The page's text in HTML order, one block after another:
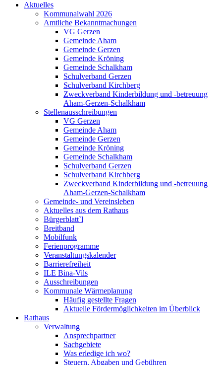
Aktuelles
Kommunalwahl 2026
Amtliche Bekanntmachungen
VG Gerzen
Gemeinde Aham
Gemeinde Gerzen
Gemeinde Kröning
Gemeinde Schalkham
Schulverband Gerzen
Schulverband Kirchberg
Zweckverband Kinderbildung und -betreuung
Aham-Gerzen-Schalkham
Stellenausschreibungen
VG Gerzen
Gemeinde Aham
Gemeinde Gerzen
Gemeinde Kröning
Gemeinde Schalkham
Schulverband Gerzen
Schulverband Kirchberg
Zweckverband Kinderbildung und -betreuung
Aham-Gerzen-Schalkham
Gemeinde- und Vereinsleben
Aktuelles aus dem Rathaus
Bürgerblatt`l
Breitband
Mobilfunk
Ferienprogramme
Veranstaltungskalender
Barrierefreiheit
ILE Bina-Vils
Ausschreibungen
Kommunale Wärmeplanung
Häufig gestellte Fragen
Aktuelle Fördermöglichkeiten im Überblick
Rathaus
Verwaltung
Ansprechpartner
Sachgebiete
Was erledige ich wo?
Steuern, Abgaben und Gebühren